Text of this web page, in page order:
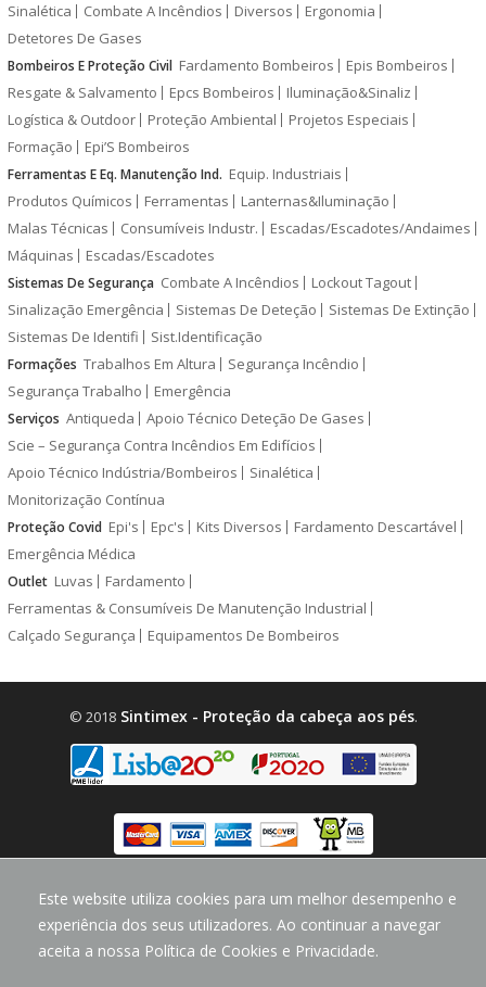
Este website utiliza cookies para um melhor desempenho e
experiência dos seus utilizadores. Ao continuar a navegar
aceita a nossa Política de Cookies e Privacidade.
Sinalética
Combate A Incêndios Diversos
Ergonomia
Detetores De Gases
Bombeiros E Proteção Civil Fardamento Bombeiros
Epis Bombeiros
Resgate & Salvamento
Epcs Bombeiros
Iluminação&Sinaliz
Logística & Outdoor
Proteção Ambiental
Projetos Especiais
Formação
Epi’S Bombeiros
Ferramentas E Eq. Manutenção Ind. Equip. Industriais
Produtos Químicos
Ferramentas
Lanternas&Iluminação
Malas Técnicas
Consumíveis Industr.
Escadas/Escadotes/Andaimes
Máquinas
Escadas/Escadotes
Sistemas De Segurança Combate A Incêndios
Lockout Tagout
Sinalização Emergência
Sistemas De Deteção
Sistemas De Extinção
Sistemas De Identifi
Sist.Identificação
Formações Trabalhos Em Altura
Segurança Incêndio
Segurança Trabalho
Emergência
Serviços Antiqueda
Apoio Técnico Deteção De Gases
Scie – Segurança Contra Incêndios Em Edifícios
Apoio Técnico Indústria/Bombeiros
Sinalética
Monitorização Contínua
Proteção Covid Epi's Epc's Kits Diversos
Fardamento Descartável
Emergência Médica
Outlet Luvas
Fardamento
Ferramentas & Consumíveis De Manutenção Industrial
Calçado Segurança
Equipamentos De Bombeiros
© 2018Sintimex - Proteção da cabeça aos pés.
design byCodeMind.PT
Parceiro Digital desde 2018 Top 5% PME